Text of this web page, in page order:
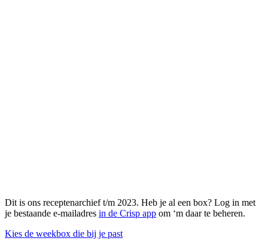
Dit is ons receptenarchief t/m 2023. Heb je al een box? Log in met
je bestaande e-mailadres in de Crisp app om ‘m daar te beheren.
Kies de weekbox die bij je past